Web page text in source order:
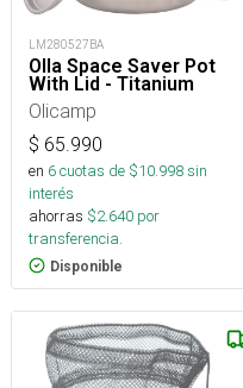
LM280527BA
Olla Space Saver Pot
With Lid - Titanium
Olicamp
$ 65.990
en 6cuotas de $10.998sin
interés
ahorras $2.640 por
transferencia.
Disponible